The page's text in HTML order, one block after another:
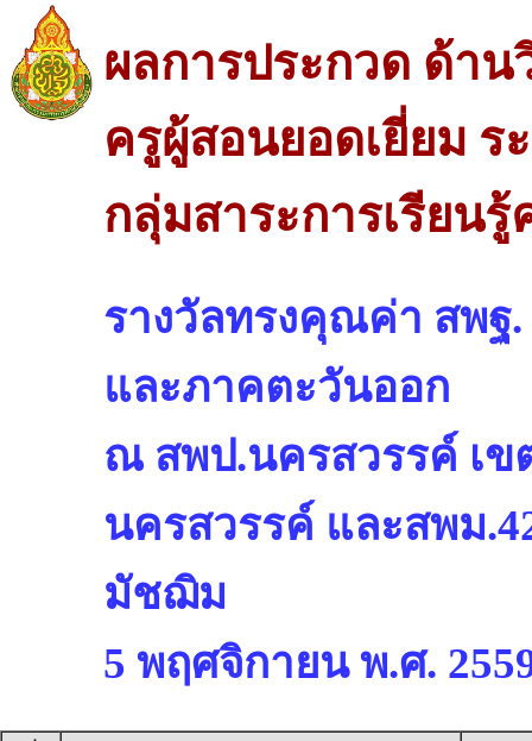
ผลการประกวด ด้าน
ครูผู้สอนยอดเยี่ยม
กลุ่มสาระการเรียน
รางวัลทรงคุณค่า สพฐ.
และภาคตะวันออก
ณ สพป.นครสวรรค์ เข
นครสวรรค์ และสพม
มัชฌิม
5 พฤศจิกายน พ.ศ.